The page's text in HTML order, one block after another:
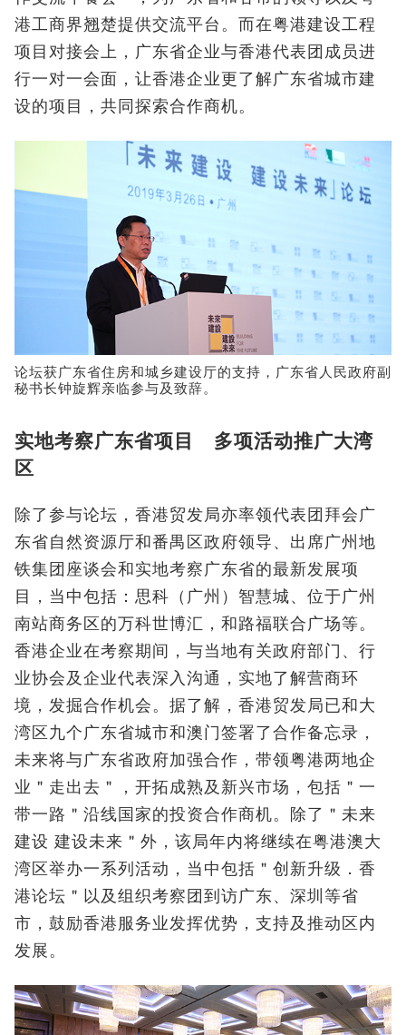
港工商界翘楚提供交流平台。而在粤港建设工程
项目对接会上，广东省企业与香港代表团成员进
行一对一会面，让香港企业更了解广东省城市建
设的项目，共同探索合作商机。
论坛获广东省住房和城乡建设厅的支持，广东省人民政府副
秘书长钟旋辉亲临参与及致辞。
实地考察广东省项目 多项活动推广大湾
区
除了参与论坛，香港贸发局亦率领代表团拜会广
东省自然资源厅和番禺区政府领导、出席广州地
铁集团座谈会和实地考察广东省的最新发展项
目，当中包括：思科（广州）智慧城、位于广州
南站商务区的万科世博汇，和路福联合广场等。
香港企业在考察期间，与当地有关政府部门、行
业协会及企业代表深入沟通，实地了解营商环
境，发掘合作机会。据了解，香港贸发局已和大
湾区九个广东省城市和澳门签署了合作备忘录，
未来将与广东省政府加强合作，带领粤港两地企
业＂走出去＂，开拓成熟及新兴市场，包括＂一
带一路＂沿线国家的投资合作商机。除了＂未来
建设 建设未来＂外，该局年内将继续在粤港澳大
湾区举办一系列活动，当中包括＂创新升级．香
港论坛＂以及组织考察团到访广东、深圳等省
市，鼓励香港服务业发挥优势，支持及推动区内
发展。